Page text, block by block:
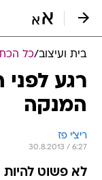
בית ועיצוב/כל
רגע
המנקה
ריצ'י פז
30.8.2013 / 6:27
לא פשוט